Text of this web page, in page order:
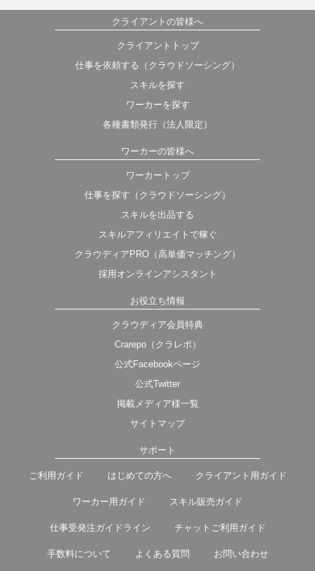
クライアントの皆様へ
クライアントトップ
仕事を依頼する（クラウドソーシング）
スキルを探す
ワーカーを探す
各種書類発行（法人限定）
ワーカーの皆様へ
ワーカートップ
仕事を探す（クラウドソーシング）
スキルを出品する
スキルアフィリエイトで稼ぐ
クラウディアPRO（高単価マッチング）
採用オンラインアシスタント
お役立ち情報
クラウディア会員特典
Crarepo（クラレポ）
公式Facebookページ
公式Twitter
掲載メディア様一覧
サイトマップ
サポート
ご利用ガイド はじめての方へ クライアント用ガイド
ワーカー用ガイド スキル販売ガイド
仕事受発注ガイドライン チャットご利用ガイド
手数料について よくある質問 お問い合わせ